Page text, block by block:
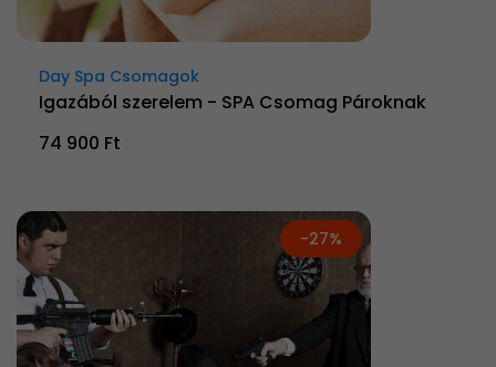
Day Spa Csomagok
Igazából szerelem - SPA Csomag Pároknak
74 900 Ft
-27%